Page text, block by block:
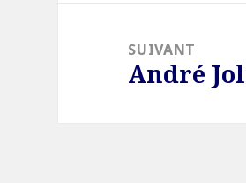
SUIVANT
Article
André